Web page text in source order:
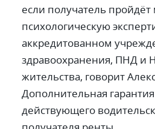
если получатель
психологическую
аккредитованном
здравоохранения, ПНД и
жительства, говорит
Дополнительная гарантия
действующего